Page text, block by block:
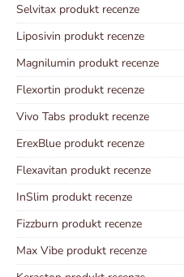
Selvitax produkt recenze
Liposivin produkt recenze
Magnilumin produkt recenze
Flexortin produkt recenze
Vivo Tabs produkt recenze
ErexBlue produkt recenze
Flexavitan produkt recenze
InSlim produkt recenze
Fizzburn produkt recenze
Max Vibe produkt recenze